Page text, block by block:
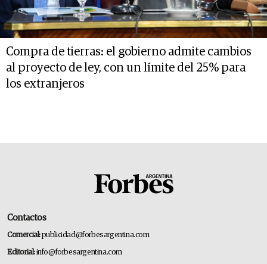
Compra de tierras: el gobierno admite cambios
al proyecto de ley, con un límite del 25% para
los extranjeros
Contactos
Comercial:publicidad@forbesargentina.com
Editorial:info@forbesargentina.com